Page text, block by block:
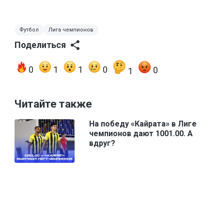
Футбол Лига чемпионов
Поделиться
0 1 1 0 1 0
Читайте также
На победу «Кайрата» в Лиге
чемпионов дают 1001.00. А
вдруг?